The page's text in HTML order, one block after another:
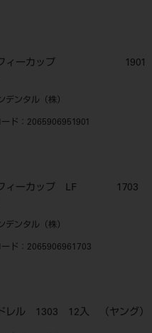
フィーカップ 1901
デンタル（株）
ド ：2065906951901
フィーカップ LF 1703
デンタル（株）
ド ：2065906961703
レル 1303 12入 （ヤング）